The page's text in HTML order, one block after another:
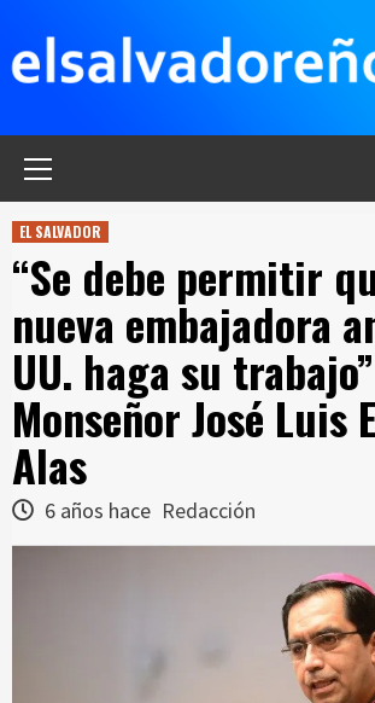
contenido
EL SALVADOR
“Se debe permitir
nueva embajadora
UU. haga su
Monseñor José Luis
Alas
6 años hace Redacción